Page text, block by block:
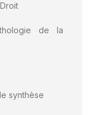
de la
synthèse